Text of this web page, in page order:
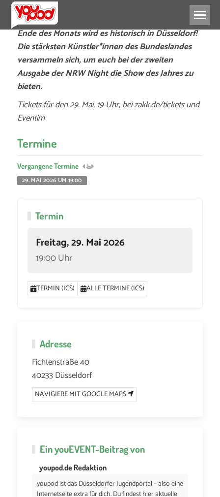
Ende des Monats wird es historisch in Düsseldorf!
Die stärksten Künstler*innen des Bundeslandes
versammeln sich, um euch bei der zweiten
Ausgabe der NRW Night die Show des Jahres zu
bieten.
Tickets für den 29. Mai, 19 Uhr, bei zakk.de/tickets und
Eventim
Termine
Vergangene Termine
29. MAI 2026 UM 19:00
Termin
Freitag, 29. Mai 2026
19:00 Uhr
TERMIN (ICS) ALLE TERMINE (ICS)
Adresse
Fichtenstraße 40
40233 Düsseldorf
NAVIGIERE MIT GOOGLE MAPS
EinyouEVENT-Beitrag von
youpod.de Redaktion
youpod ist das Düsseldorfer Jugendportal – also eine
Internetseite extra für dich. Du findest hier aktuelle